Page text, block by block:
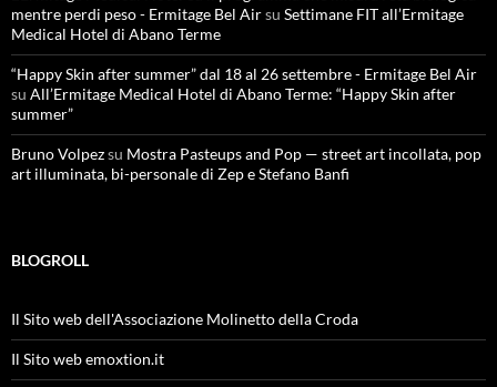
mentre perdi peso - Ermitage Bel Airsu Settimane FIT all’Ermitage
Medical Hotel di Abano Terme
“Happy Skin after summer” dal 18 al 26 settembre - Ermitage Bel Air
su All’Ermitage Medical Hotel di Abano Terme: “Happy Skin after
summer”
Bruno Volpezsu Mostra Pasteups and Pop — street art incollata, pop
art illuminata, bi-personale di Zep e Stefano Banfi
BLOGROLL
Il Sito web dell'Associazione Molinetto della Croda
Il Sito web emoxtion.it